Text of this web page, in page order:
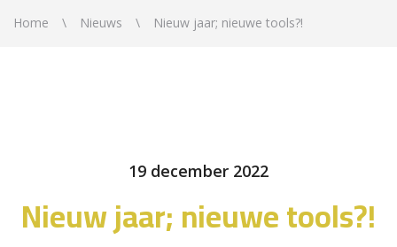
Home Nieuws Nieuw jaar; nieuwe tools?!
19 december 2022
Nieuw jaar; nieuwe tools?!